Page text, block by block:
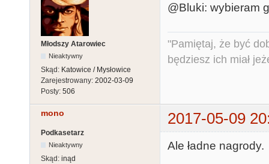
Młodszy Atarowiec
Nieaktywny
Skąd: Katowice / Mysłowice
Zarejestrowany: 2002-03-09
Posty: 506
@Bluki: wybieram
"Pamiętaj, że być
będziesz ich miał
mono 2017-05-09
Podkasetarz
Nieaktywny
Skąd: inąd
Ale ładne nagrody.